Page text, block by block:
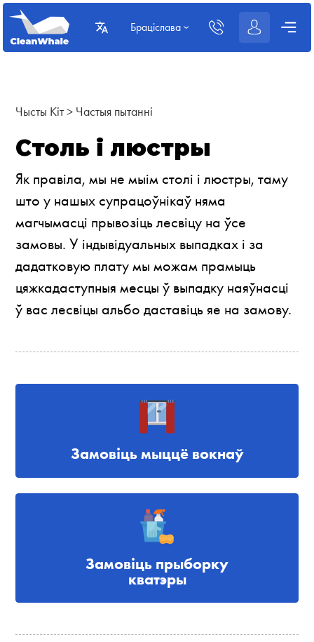
Браціслава
Чысты Кіт> Частыя пытанні
Столь і люстры
Як правіла, мы не мыім столі і люстры, таму
што у нашых супрацоўнікаў няма
магчымасці прывозіць лесвіцу на ўсе
замовы. У індывідуальных выпадках і за
дадатковую плату мы можам прамыць
цяжкадаступныя месцы ў выпадку наяўнасці
ў вас лесвіцы альбо даставіць яе на замову.
Замовіць мыццё вокнаў
Замовіць прыборку
кватэры